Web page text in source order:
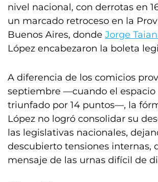
nivel nacional, con derrotas en
un marcado retroceso en la
Buenos Aires, donde Jorge
López encabezaron la boleta
A diferencia de los comicios
septiembre —cuando el espacio
triunfado por 14 puntos—, la
López no logró consolidar su
las legislativas nacionales,
descubierto tensiones internas,
mensaje de las urnas difícil de